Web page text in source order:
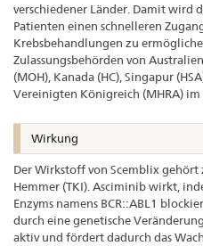
verschiedener Länder. Damit wird
Patienten einen schnelleren
Krebsbehandlungen zu
Zulassungsbehörden von
(MOH), Kanada (HC), Singapur
Vereinigten Königreich (MHRA) im
Wirkung
Der Wirkstoff von Scemblix gehört
Hemmer (TKI). Asciminib wirkt,
Enzyms namens BCR::ABL1
durch eine genetische
aktiv und fördert dadurch das